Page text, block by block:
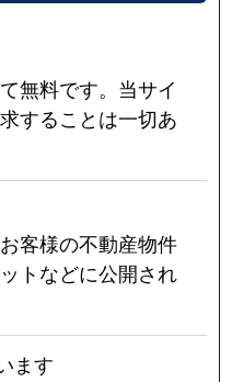
無料です。当サイ
することは一切あ
客様の不動産物件
トなどに公開され
ます